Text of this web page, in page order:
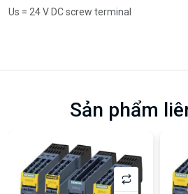
Us = 24 V DC screw terminal
Sản phẩm